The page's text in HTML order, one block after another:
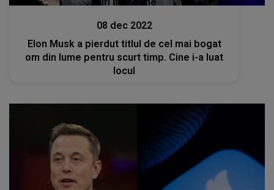
08 dec 2022
Elon Musk a pierdut titlul de cel mai bogat
om din lume pentru scurt timp. Cine i-a luat
locul